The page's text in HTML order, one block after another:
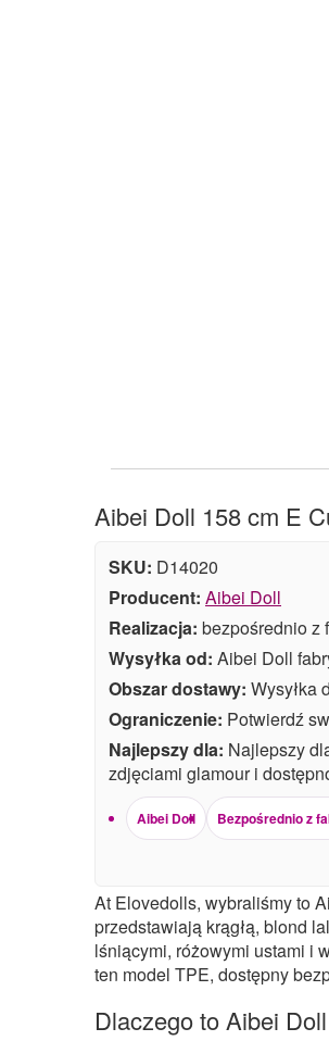
Aibei Doll 158 cm E
SKU: D14020
Producent: Aibei Doll
Realizacja: bezpośrednio z
Wysyłka od: Aibei Doll
Obszar dostawy: Wysyłka
Ograniczenie: Potwierdź
Najlepszy dla: Najlepszy
zdjęciami glamour i
Aibei Doll Bezpośrednio z
At Elovedolls, wybraliśmy to
przedstawiają krągłą, blond
lśniącymi, różowymi ustami i
ten model TPE, dostępny
Dlaczego to Aibei